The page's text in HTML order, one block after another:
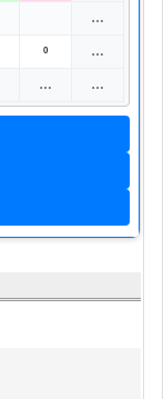
…
0 …
… …